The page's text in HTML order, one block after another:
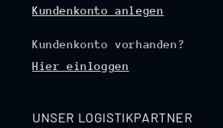
Kundenkonto anlegen
Kundenkonto vorhanden?
Hier einloggen
UNSER LOGISTIKPARTNER